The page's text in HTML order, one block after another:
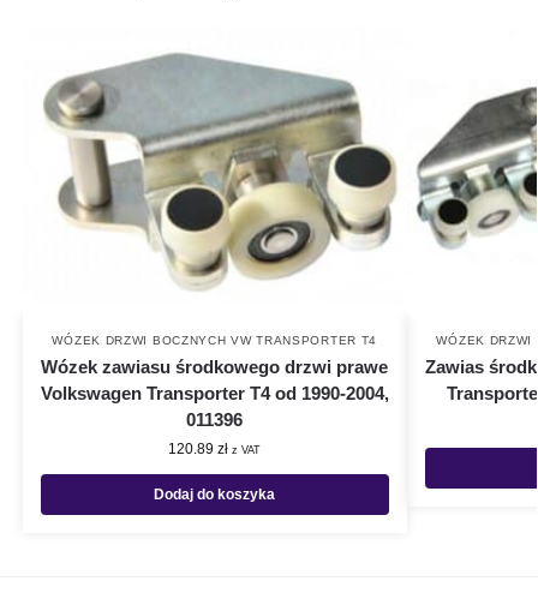
WÓZEK DRZWI BOCZNYCH VW TRANSPORTER T4
Wózek zawiasu środkowego drzwi prawe
Volkswagen Transporter T4 od 1990-2004,
011396
120.89zł z VAT
Dodaj do koszyka
WÓZEK DRZWI
Zawias